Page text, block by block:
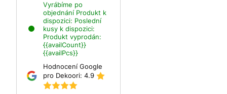
Vyrábíme po
objednání Produkt k
dispozici: Poslední
kusy k dispozici:
Produkt vyprodán:
{{availCount}}
{{availPcs}}
Hodnocení Google
pro Dekoori: 4.9